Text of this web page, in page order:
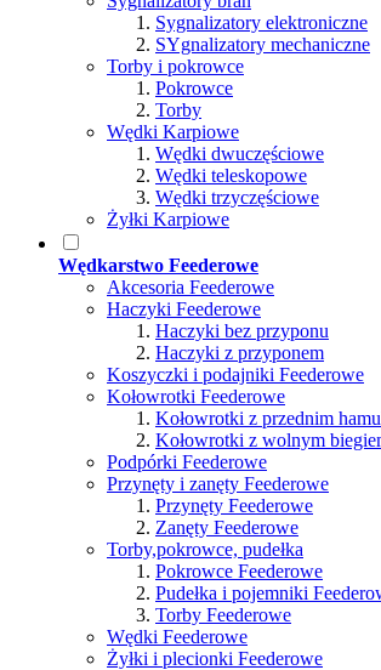
Sygnalizatory elektroniczne
SYgnalizatory mechaniczne
Torby i pokrowce
Pokrowce
Torby
Wędki Karpiowe
Wędki dwuczęściowe
Wędki teleskopowe
Wędki trzyczęściowe
Żyłki Karpiowe
Wędkarstwo Feederowe
Akcesoria Feederowe
Haczyki Feederowe
Haczyki bez przyponu
Haczyki z przyponem
Koszyczki i podajniki Feederowe
Kołowrotki Feederowe
Kołowrotki z przednim
Kołowrotki z wolnym
Podpórki Feederowe
Przynęty i zanęty Feederowe
Przynęty Feederowe
Zanęty Feederowe
Torby,pokrowce, pudełka
Pokrowce Feederowe
Pudełka i pojemniki
Torby Feederowe
Wędki Feederowe
Żyłki i plecionki Feederowe